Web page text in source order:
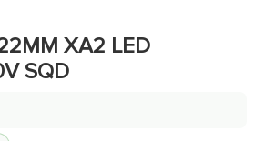
XA2 LED
SQD
9.
puerta